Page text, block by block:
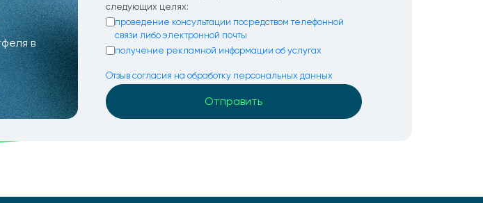
в
следующих целях:
проведение консультации посредством телефонной
связи либо электронной почты
получение рекламной информации об услугах
Отзыв согласия на обработку персональных данных